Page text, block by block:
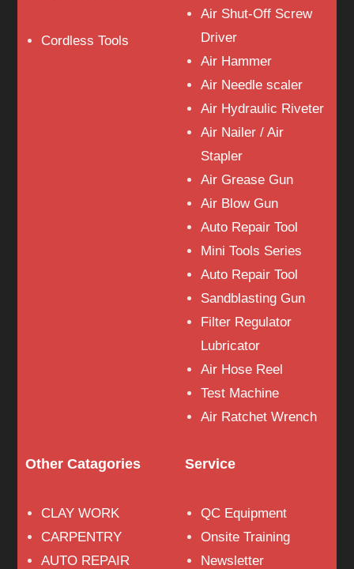
Cordless Tools
Air Shut-Off Screw
Driver
Air Hammer
Air Needle scaler
Air Hydraulic Riveter
Air Nailer / Air
Stapler
Air Grease Gun
Air Blow Gun
Auto Repair Tool
Mini Tools Series
Auto Repair Tool
Sandblasting Gun
Filter Regulator
Lubricator
Air Hose Reel
Test Machine
Air Ratchet Wrench
Other Catagories
CLAY WORK
CARPENTRY
AUTO REPAIR
Service
QC Equipment
Onsite Training
Newsletter